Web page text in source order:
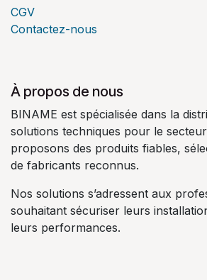
CGV
Contactez-nous
À propos de nous
BINAME est spécialisée dans la
solutions techniques pour le
proposons des produits fiables,
de fabricants reconnus.
Nos solutions s’adressent aux
souhaitant sécuriser leurs
leurs performances.